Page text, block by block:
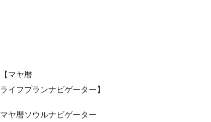
【マヤ暦
ライフプランナビゲーター】
マヤ暦ソウルナビゲーター